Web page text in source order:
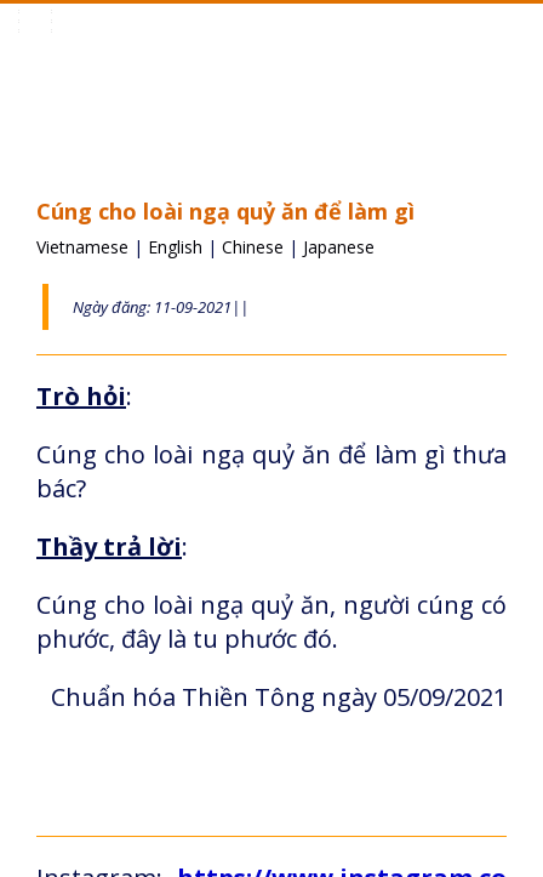
Cúng cho loài ngạ quỷ ăn để làm gì
Vietnamese | English | Chinese | Japanese
Ngày đăng: 11-09-2021||
Trò hỏi:
Cúng cho loài ngạ quỷ ăn để làm gì thưa
bác?
Thầy trả lời:
Cúng cho loài ngạ quỷ ăn, người cúng có
phước, đây là tu phước đó.
Chuẩn hóa Thiền Tông ngày 05/09/2021